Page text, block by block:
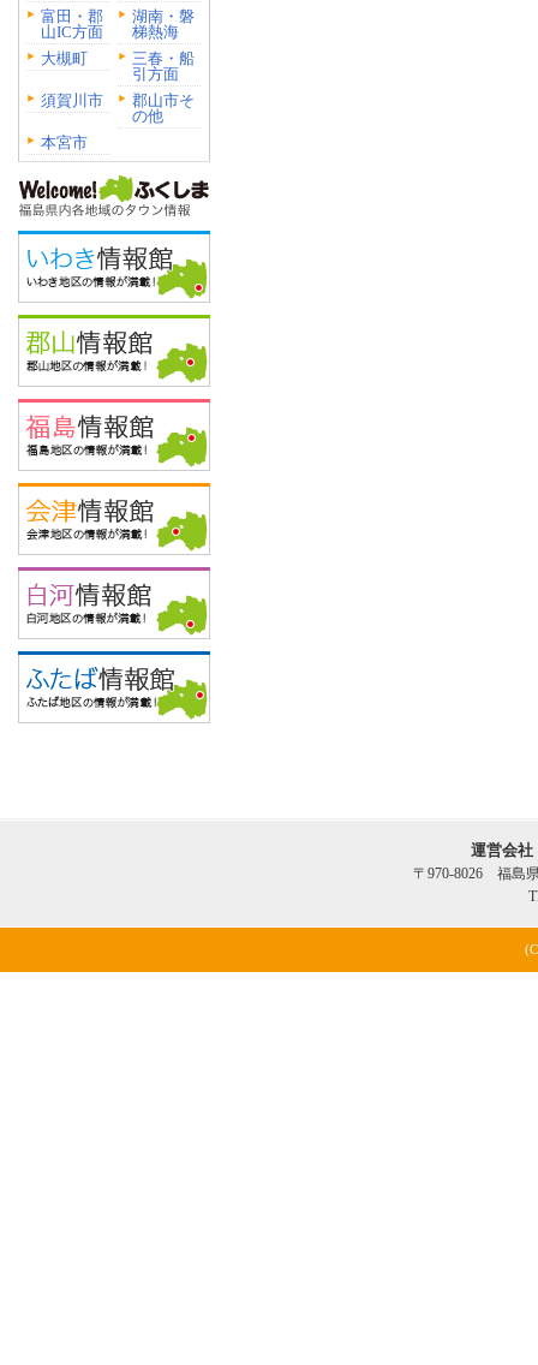
富田・郡
山IC方面
湖南・磐
梯熱海
大槻町
三春・船
引方面
須賀川市
郡山市そ
の他
本宮市
運営会
〒970-8026 福島